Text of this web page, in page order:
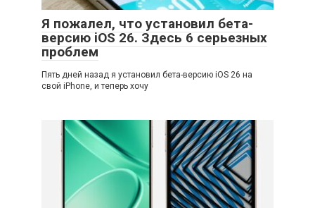
Я пожалел, что установил бета-
версию iOS 26. Здесь 6 серьезных
проблем
Пять дней назад я установил бета-версию iOS 26 на
свой iPhone, и теперь хочу